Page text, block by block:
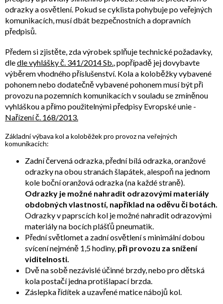
odrazky a osvětlení. Pokud se cyklista pohybuje po veřejných
komunikacích, musí dbát bezpečnostních a dopravních
předpisů.
Předem si zjistěte, zda výrobek splňuje technické požadavky,
dledle vyhlášky č. 341/2014 Sb., popřípadě jej dovybavte
výběrem vhodného příslušenství. Kola a koloběžky vybavené
pohonem nebo dodatečně vybavené pohonem musí být při
provozu na pozemních komunikacích v souladu se zmíněnou
vyhláškou a přímo použitelnými předpisy Evropské unie -
Nařízení č. 168/2013.
Základní výbava kol a koloběžek pro provoz na veřejných
komunikacích:
Zadní červená odrazka, přední bílá odrazka, oranžové
odrazky na obou stranách šlapátek, alespoň na jednom
kole boční oranžová odrazka (na každé straně).
Odrazky je možné nahradit odrazovými materiály
obdobných vlastností, například na oděvu či botách.
Odrazky v paprscích kol je možné nahradit odrazovými
materiály na bocích plášťů pneumatik.
Přední světlomet a zadní osvětlení s minimální dobou
svícení nejméně 1,5 hodiny, při provozu za snížení
viditelnosti.
Dvě na sobě nezávislé účinné brzdy, nebo pro dětská
kola postačí jedna protišlapací brzda.
Záslepka řídítek a uzavřené matice nábojů kol.